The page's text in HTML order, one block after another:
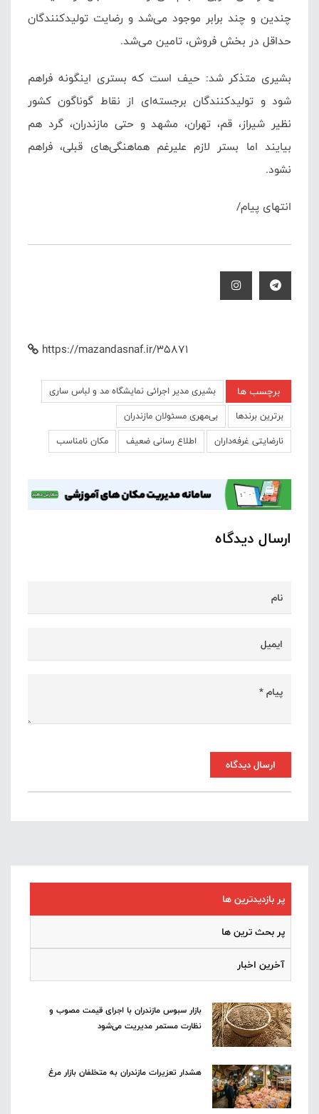
چندین و چند برابر موجود می‌شد و رضایت تولیدکنندگان
حداقل در بخش فروش، تامین می‌شد.
بشیری متذکر شد: حیف است که بستری اینگونه فراهم
شود و تولیدکنندگان برجسته‌ای از نقاط گوناگون کشور
نظیر شیراز، قم، تهران، مشهد و حتی مازندران، گرد هم
بیایند اما بستر لازم علیرغم هماهنگی‌های قبلی، فراهم
نشود.
انتهای پیام/
https://mazandasnaf.ir/35871
برچسب ها
بشیری مدیر اجرائی نمایشگاه مد و لباس ساری
برترین برندها
بی‌مهری مسئولان مازندران
نارضایتی غرفه‌داران
اطلاع رسانی ضعیف مکان نامناسب
ارسال دیدگاه
ارسال دیدگاه
پر بازدیدترین ها
پر بحث ترین ها
آخرین اخبار
بازار سبوس مازندران با اجرای قیمت مصوب و
نظارت مستمر مدیریت می‌شود
هشدار تعزیرات مازندران به متخلفان بازار مرغ